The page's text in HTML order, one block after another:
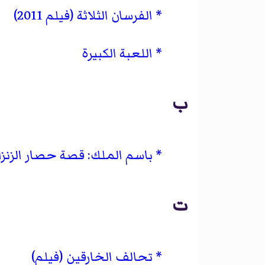
الفرسان الثلاثة (فيلم 2011)
اللعبة الكبيرة
ب
باسم الملك: قصة حصار
ت
تحالف الخارقين (فيلم)